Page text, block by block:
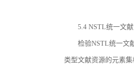
5.4 NSTL统一文
检验NSTL统一文
类型文献资源的元素